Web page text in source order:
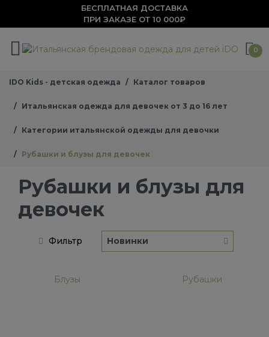
БЕСПЛАТНАЯ ДОСТАВКА
ПРИ ЗАКАЗЕ ОТ 10 000₽
0
IDO Kids - детская одежда Каталог товаров
Итальянская одежда для девочек от 3 до 16 лет
Категории итальянской одежды для девочки
Рубашки и блузы для девочек
Рубашки и блузы для
девочек
Фильтр Новинки
Блузы Рубашки